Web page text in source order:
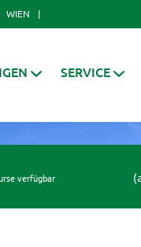
WIEN
SERVICE
verfügbar